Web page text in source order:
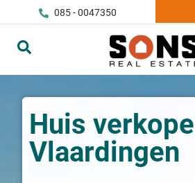
085 - 0047350
Huis
Vlaardingen